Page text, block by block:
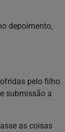
depoimento,
pelo filho.
submissão a
as coisas